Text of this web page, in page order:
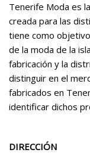
Tenerife Moda es
creada para las
tiene como
de la moda de la
fabricación y la
distinguir en el
fabricados en
identificar dichos
DIRECCIÓN